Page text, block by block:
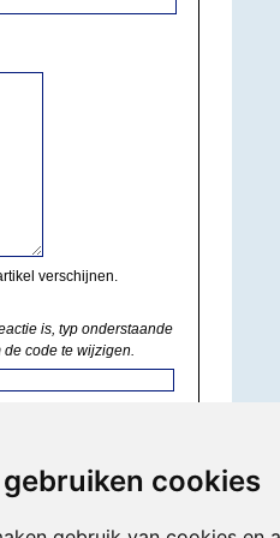
cookies
verschijnen.
is, typ onderstaande
code te wijzigen.
Mijn Account